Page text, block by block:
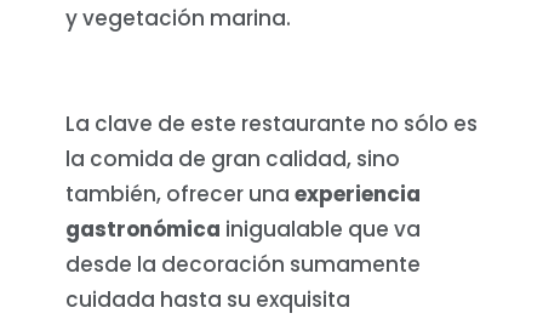
y vegetación marina.
La clave de este restaurante no sólo es
la comida de gran calidad, sino
también, ofrecer una experiencia
gastronómica inigualable que va
desde la decoración sumamente
cuidada hasta su exquisita